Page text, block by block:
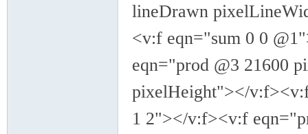
lineDrawn
<v:f eqn="sum 0 0
eqn="prod @3 21600
pixelHeight"></
1 2"></v:f><v:f